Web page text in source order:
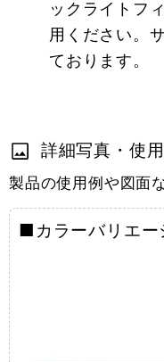
ックライトフ
用ください。
ております。
詳細写真・使
製品の使用例や図面
■カラーバリエー